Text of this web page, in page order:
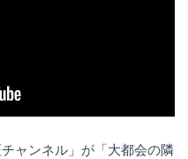
ャンネル」が「大都会の隣